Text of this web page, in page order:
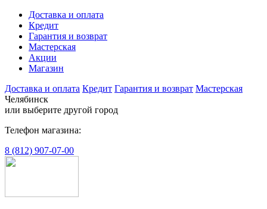
Доставка и оплата
Кредит
Гарантия и возврат
Мастерская
Акции
Магазин
Доставка и оплата Кредит Гарантия и возврат Мастерская
Челябинск
или выберите другой город
Телефон магазина:
8 (812) 907-07-00